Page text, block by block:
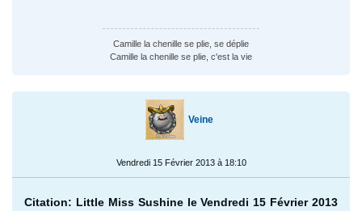
Camille la chenille se plie, se déplie
Camille la chenille se plie, c'est la vie
Veine
Vendredi 15 Février 2013 à 18:10
Citation: Little Miss Sushine le Vendredi 15 Février 2013